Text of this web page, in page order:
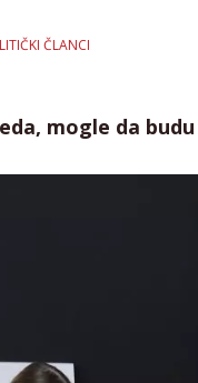
ČLANCI
mogle da